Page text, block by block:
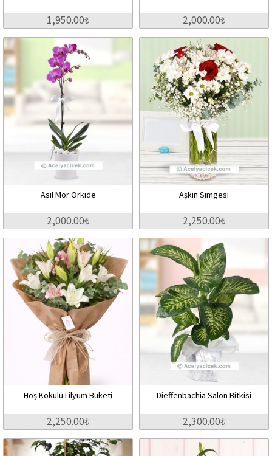
1,950.00₺ 2,000.00₺
Asil Mor Orkide
2,000.00₺
Aşkın Simgesi
2,250.00₺
Hoş Kokulu Lilyum Buketi
2,250.00₺
Dieffenbachia Salon Bitkisi
2,300.00₺